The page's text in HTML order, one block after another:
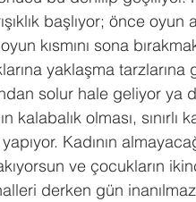
başlıyor; önce oyun
kısmını sona
yaklaşma tarzlarına
solur hale geliyor ya
kalabalık olması,
Kadının
ve çocukların
derken gün